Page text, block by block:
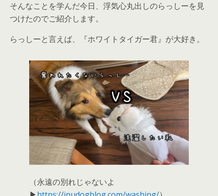
そんなことを学んだ今日、浮気心丸出しのらっしーを見
つけたのでご紹介します。
らっしーと言えば、『ホワイトタイガー君』が大好き。
（永遠の別れじゃないよ